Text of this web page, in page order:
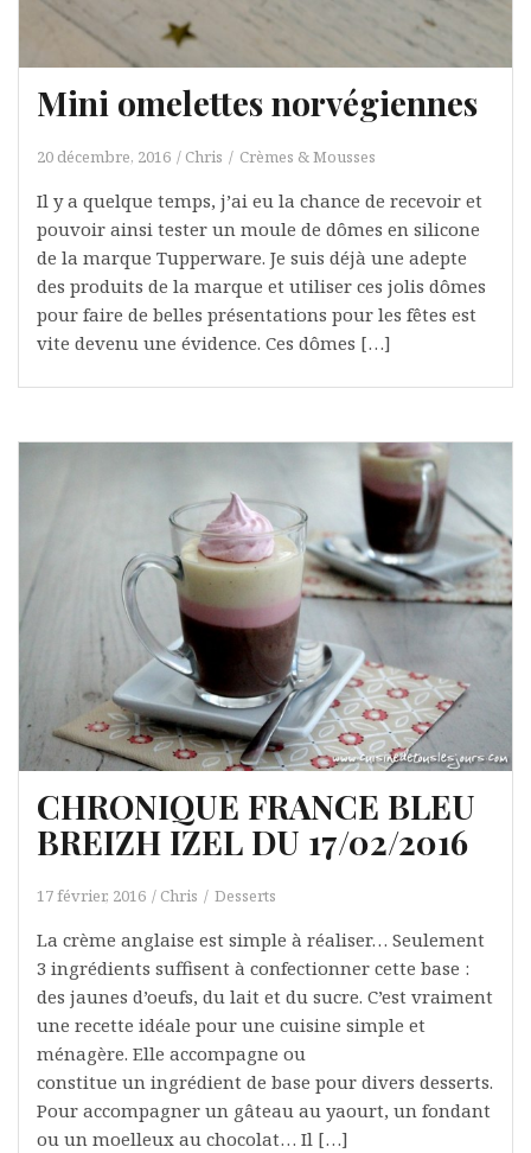
Mini omelettes norvégiennes
20 décembre, 2016 Chris Crèmes & Mousses
Il y a quelque temps, j’ai eu la chance de recevoir et
pouvoir ainsi tester un moule de dômes en silicone
de la marque Tupperware. Je suis déjà une adepte
des produits de la marque et utiliser ces jolis dômes
pour faire de belles présentations pour les fêtes est
vite devenu une évidence. Ces dômes […]
CHRONIQUE FRANCE BLEU
BREIZH IZEL DU 17/02/2016
17 février, 2016 Chris Desserts
La crème anglaise est simple à réaliser… Seulement
3 ingrédients suffisent à confectionner cette base :
des jaunes d’oeufs, du lait et du sucre. C’est vraiment
une recette idéale pour une cuisine simple et
ménagère. Elle accompagne ou
constitue un ingrédient de base pour divers desserts.
Pour accompagner un gâteau au yaourt, un fondant
ou un moelleux au chocolat… Il […]